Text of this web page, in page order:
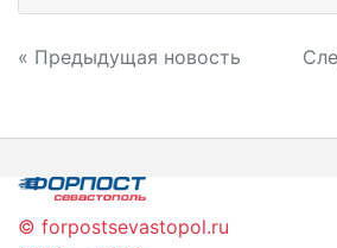
Навигация
записям
« Предыдущая новость
© forpostsevastopol.ru